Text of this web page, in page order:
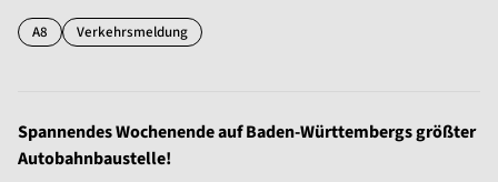
A8 Verkehrsmeldung
Spannendes Wochenende auf Baden-Württembergs größter
Autobahnbaustelle!